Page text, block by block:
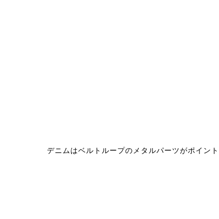
デニムはベルトループのメタルパーツがポイン